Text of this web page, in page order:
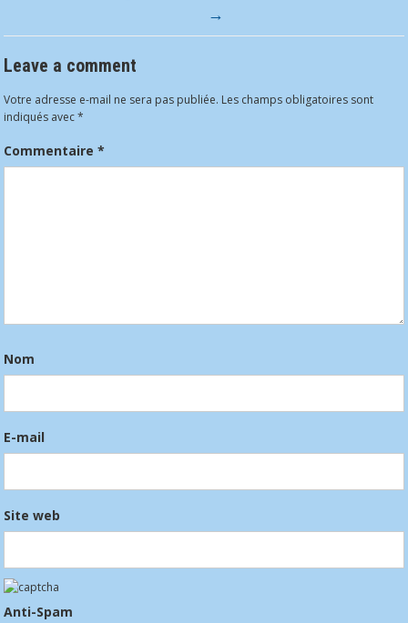
→
Leave a comment
Votre adresse e-mail ne sera pas publiée. Les champs obligatoires sont
indiqués avec*
Commentaire*
Nom
E-mail
Site web
Anti-Spam